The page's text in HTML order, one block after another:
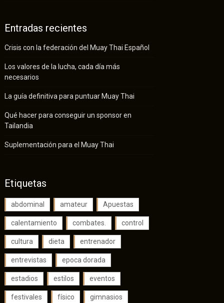
Entradas recientes
Crisis con la federación del Muay Thai Español
Los valores de la lucha, cada día más
necesarios
La guía definitiva para puntuar Muay Thai
Qué hacer para conseguir un sponsor en
Tailandia
Suplementación para el Muay Thai
Etiquetas
abdominal amateur Apuestas
calentamiento combates. control
cultura dieta entrenador
entrevistas epoca dorada
estadios estilos eventos
festivales físico gimnasios